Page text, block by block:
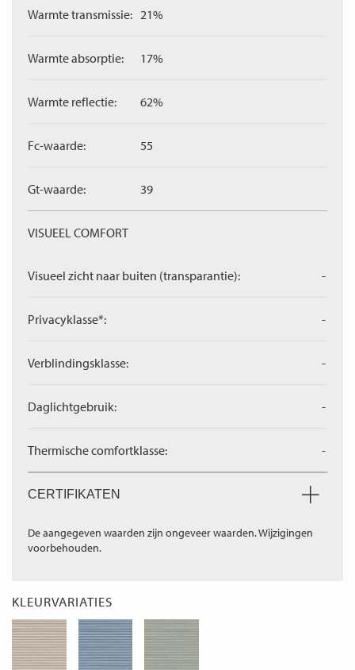
Warmte transmissie: 21%
Warmte absorptie: 17%
Warmte reflectie: 62%
Fc-waarde: 55
Gt-waarde: 39
VISUEEL COMFORT
Visueel zicht naar buiten (transparantie): -
Privacyklasse*: -
Verblindingsklasse: -
Daglichtgebruik: -
Thermische comfortklasse: -
CERTIFIKATEN
De aangegeven waarden zijn ongeveer waarden. Wijzigingen
voorbehouden.
KLEURVARIATIES